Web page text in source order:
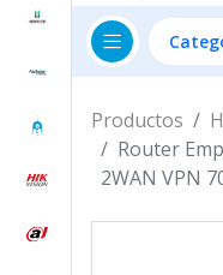
Productos
Router
2WAN VPN